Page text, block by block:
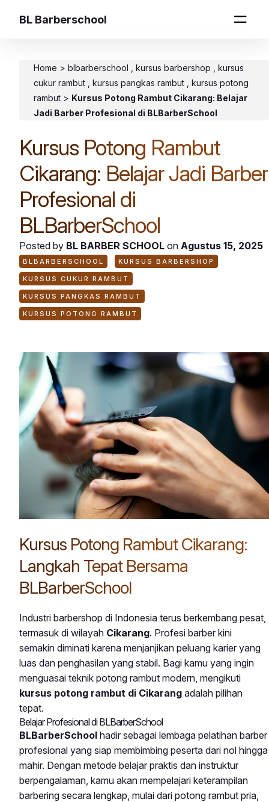
BL Barberschool
Home > blbarberschool kursus barbershop
kursus
cukur rambut
kursus pangkas rambut
kursus potong
rambut > Kursus Potong Rambut Cikarang: Belajar
Jadi Barber Profesional di BLBarberSchool
Kursus Potong Rambut
Cikarang: Belajar Jadi Barber
Profesional di
BLBarberSchool
Posted by BL BARBER SCHOOL on Agustus 15, 2025
BLBARBERSCHOOL KURSUS BARBERSHOP
KURSUS CUKUR RAMBUT
KURSUS PANGKAS RAMBUT
KURSUS POTONG RAMBUT
Kursus Potong Rambut Cikarang:
Langkah Tepat Bersama
BLBarberSchool
Industri barbershop di Indonesia terus berkembang pesat,
termasuk di wilayah Cikarang. Profesi barber kini
semakin diminati karena menjanjikan peluang karier yang
luas dan penghasilan yang stabil. Bagi kamu yang ingin
menguasai teknik potong rambut modern, mengikuti
kursus potong rambut di Cikarang adalah pilihan
tepat.
Belajar Profesional di BLBarberSchool
BLBarberSchool hadir sebagai lembaga pelatihan barber
profesional yang siap membimbing peserta dari nol hingga
mahir. Dengan metode belajar praktis dan instruktur
berpengalaman, kamu akan mempelajari keterampilan
barbering secara lengkap, mulai dari potong rambut pria,